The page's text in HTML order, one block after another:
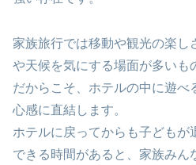
家族旅行では移動や観光の楽し
や天候を気にする場面が多いも
だからこそ、ホテルの中に遊べ
心感に直結します。
ホテルに戻ってからも子どもが
できる時間があると、家族みん